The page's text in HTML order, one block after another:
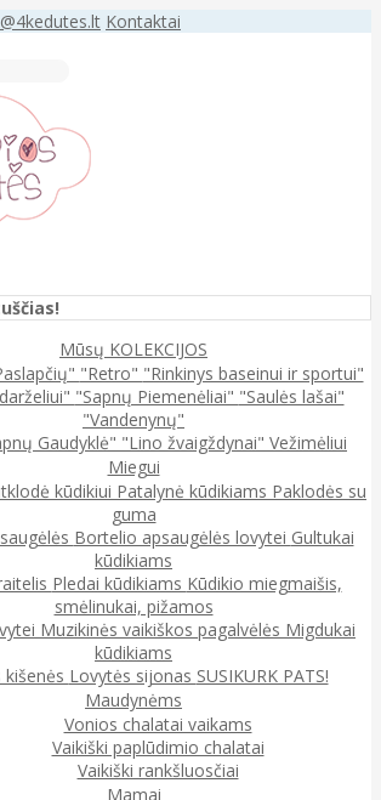
Kontaktai
Mūsų KOLEKCIJOS
"Retro" "Rinkinys baseinui ir sportui"
"Sapnų Piemenėliai" "Saulės lašai"
"Vandenynų"
Gaudyklė" "Lino žvaigždynai" Vežimėliui
Miegui
kūdikiui Patalynė kūdikiams Paklodės su
guma
Bortelio apsaugėlės lovytei Gultukai
kūdikiams
Pledai kūdikiams Kūdikio miegmaišis,
smėlinukai, pižamos
Muzikinės vaikiškos pagalvėlės Migdukai
kūdikiams
Lovytės sijonas SUSIKURK PATS!
Maudynėms
Vonios chalatai vaikams
Vaikiški paplūdimio chalatai
Vaikiški rankšluosčiai
Mamai